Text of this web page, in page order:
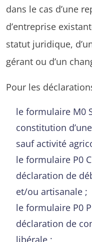
dans le cas d’une
d’entreprise
statut juridique,
gérant ou d’un
Pour les
le formulaire M0
constitution d’une
sauf activité
le formulaire P0
déclaration de
et/ou artisanale ;
le formulaire P0
déclaration de
libérale ;